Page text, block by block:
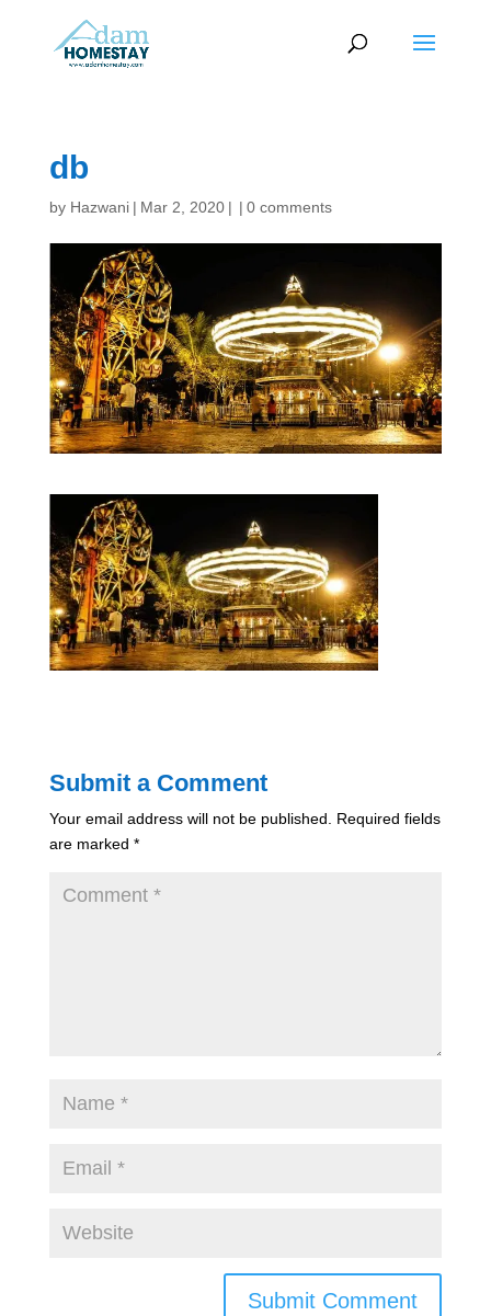
db
by Hazwani | Mar 2, 2020 | | 0 comments
Submit a Comment
Your email address will not be published.
Required fields
are marked *